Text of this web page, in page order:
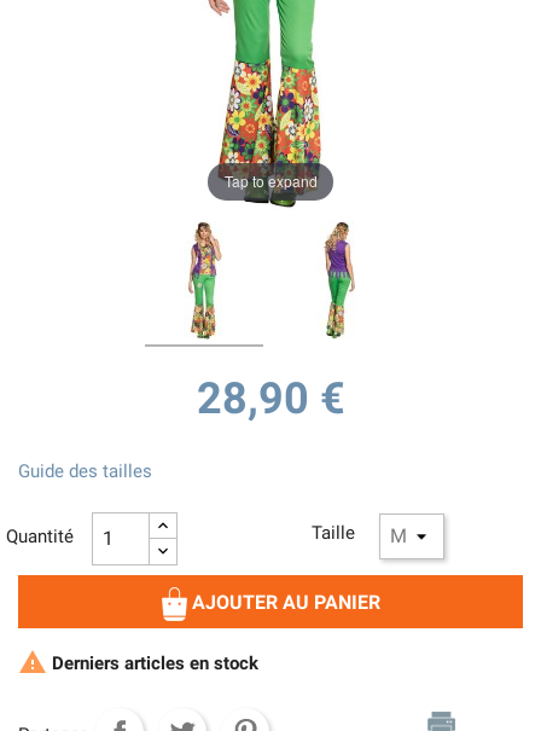
Tap to expand
28,90 €
Taille
Guide des tailles
Quantité
AJOUTER AU PANIER
 Derniers articles en stock